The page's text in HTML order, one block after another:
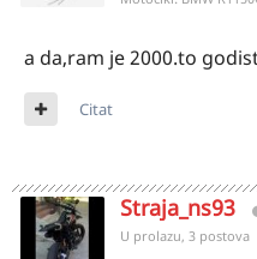
a da,ram je 2000.to
Citat
Straja_ns93
U prolazu, 3 postova